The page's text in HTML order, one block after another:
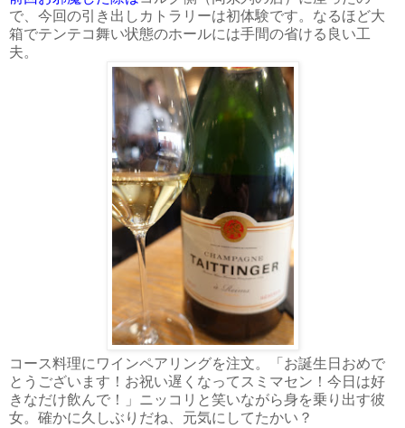
で、今回の引き出しカトラリーは初体験です。なるほど大
箱でテンテコ舞い状態のホールには手間の省ける良い工
夫。
コース料理にワインペアリングを注文。「お誕生日おめで
とうございます！お祝い遅くなってスミマセン！今日は好
きなだけ飲んで！」ニッコリと笑いながら身を乗り出す彼
女。確かに久しぶりだね、元気にしてたかい？